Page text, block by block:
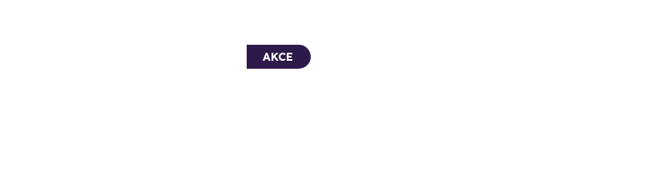
AKCE